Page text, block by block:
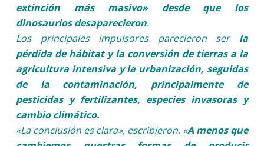
extinción más masivo» desde que los
dinosaurios desaparecieron.
Los principales impulsores parecieron ser la
pérdida de hábitat y la conversión de tierras a la
agricultura intensiva y la urbanización, seguidas
de la contaminación, principalmente de
pesticidas y fertilizantes, especies invasoras y
cambio climático.
«La conclusión es clara», escribieron. «A menos que